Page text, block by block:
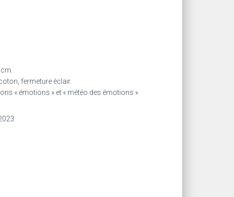
fermeture éclair.
« émotions » et « météo des émotions »